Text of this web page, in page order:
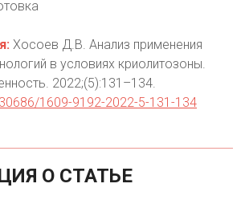
Хосоев Д.В. Анализ применения
в условиях криолитозоны.
2022;(5):131–134.
1609-9192-2022-5-131-134
О СТАТЬЕ